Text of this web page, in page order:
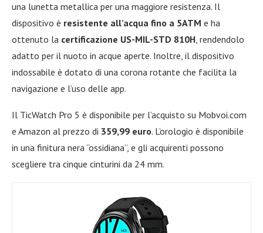
una lunetta metallica per una maggiore resistenza. Il
dispositivo è resistente all’acqua fino a 5ATM e ha
ottenuto la certificazione US-MIL-STD 810H, rendendolo
adatto per il nuoto in acque aperte. Inoltre, il dispositivo
indossabile è dotato di una corona rotante che facilita la
navigazione e l’uso delle app.
Il TicWatch Pro 5 è disponibile per l’acquisto su Mobvoi.com
e Amazon al prezzo di 359,99 euro. L’orologio è disponibile
in una finitura nera “ossidiana”, e gli acquirenti possono
scegliere tra cinque cinturini da 24 mm.